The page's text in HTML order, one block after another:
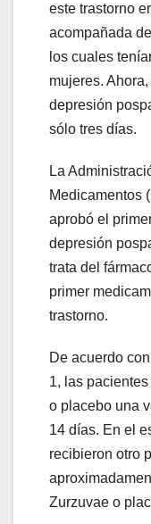
este trastorno
acompañada
los cuales
mujeres.
depresión
sólo tres días.
La
Medicamentos
aprobó el
depresión
trata del
primer
trastorno.
De acuerdo
1, las
o placebo una
14 días. En el
recibieron otro
Zurzuvae o